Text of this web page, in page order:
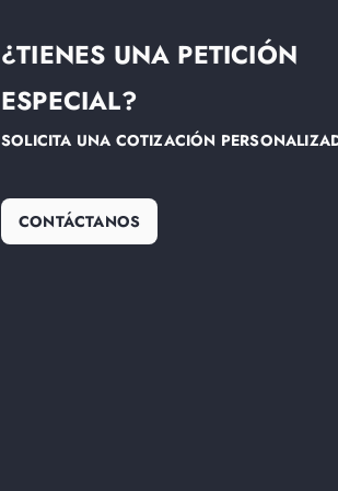
¿TIENES UNA PETICIÓN
ESPECIAL?
SOLICITA UNA COTIZACIÓN
CONTÁCTANOS